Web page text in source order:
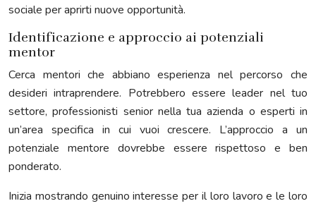
sociale per aprirti nuove opportunità.
Identificazione e approccio ai potenziali
mentor
Cerca mentori che abbiano esperienza nel percorso che
desideri intraprendere. Potrebbero essere leader nel tuo
settore, professionisti senior nella tua azienda o esperti in
un’area specifica in cui vuoi crescere. L’approccio a un
potenziale mentore dovrebbe essere rispettoso e ben
ponderato.
Inizia mostrando genuino interesse per il loro lavoro e le loro